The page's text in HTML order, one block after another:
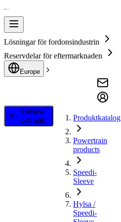
Lösningar för fordonsindustrin
Reservdelar för eftermarknaden
Europe
Filtrera
och sök
Produktkatalog
Powertrain
products
Speedi-
Sleeve
Hylsa /
Speedi-